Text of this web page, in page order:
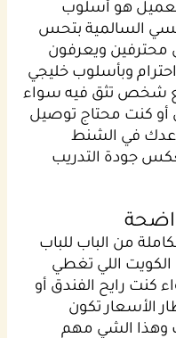
هو أسلوب
السالمية بتحس
محترفين ويعرفون
وبأسلوب خليجي
شخص تثق فيه سواء
كنت محتاج توصيل
في الشنط
جودة التدريب
من الباب للباب
اللي تغطي
كنت رايح الفندق أو
الأسعار تكون
وهذا الشي مهم